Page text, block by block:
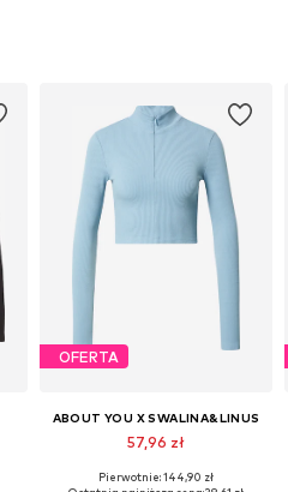
OFERTA
ABOUT YOU X SWALINA&LINUS
57,96 zł
Pierwotnie: 144,90 zł